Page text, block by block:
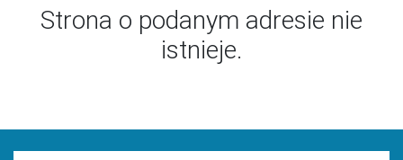
Strona o podanym adresie nie
istnieje.